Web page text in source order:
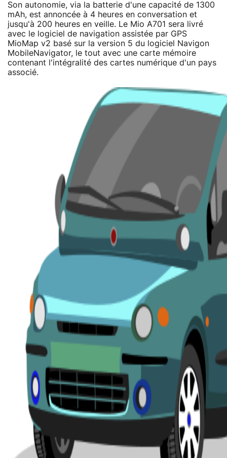
Son autonomie, via la batterie d'une capacité de 1300
mAh, est annoncée à 4 heures en conversation et
jusqu'à 200 heures en veille. Le Mio A701 sera livré
avec le logiciel de navigation assistée par GPS
MioMap v2 basé sur la version 5 du logiciel Navigon
MobileNavigator, le tout avec une carte mémoire
contenant l'intégralité des cartes numérique d'un pays
associé.